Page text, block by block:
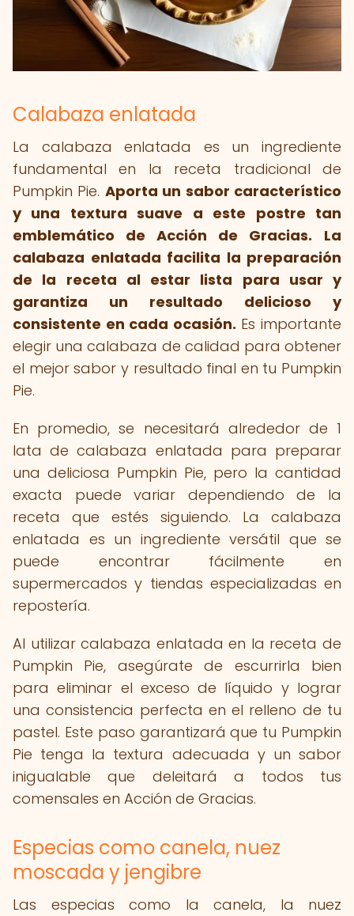
Calabaza enlatada
La calabaza enlatada es un ingrediente
fundamental en la receta tradicional de
Pumpkin Pie. Aporta un sabor característico
y una textura suave a este postre tan
emblemático de Acción de Gracias.
La
calabaza enlatada facilita la preparación
de la receta al estar lista para usar y
garantiza un resultado delicioso y
consistente en cada ocasión. Es importante
elegir una calabaza de calidad para obtener
el mejor sabor y resultado final en tu Pumpkin
Pie.
En promedio, se necesitará alrededor de 1
lata de calabaza enlatada para preparar
una deliciosa Pumpkin Pie, pero la cantidad
exacta puede variar dependiendo de la
receta que estés siguiendo. La calabaza
enlatada es un ingrediente versátil que se
puede encontrar fácilmente en
supermercados y tiendas especializadas en
repostería.
Al utilizar calabaza enlatada en la receta de
Pumpkin Pie, asegúrate de escurrirla bien
para eliminar el exceso de líquido y lograr
una consistencia perfecta en el relleno de tu
pastel. Este paso garantizará que tu Pumpkin
Pie tenga la textura adecuada y un sabor
inigualable que deleitará a todos tus
comensales en Acción de Gracias.
Especias como canela, nuez
moscada y jengibre
Las especias como la canela, la nuez